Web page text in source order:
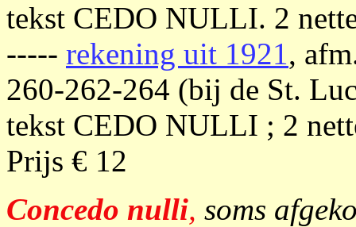
tekst CEDO NULLI. 2
----- rekening uit 1921,
260-262-264 (bij de St.
tekst CEDO NULLI ; 2
Prijs € 12
Concedo nulli, soms